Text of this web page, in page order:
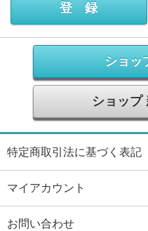
ショッ
ショップ
特定商取引法に基づく表記
マイアカウント
お問い合わせ